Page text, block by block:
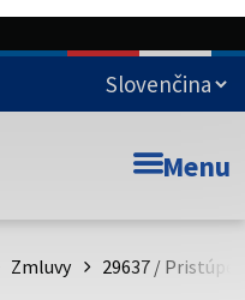
Menu
Zmluvy 29637 /